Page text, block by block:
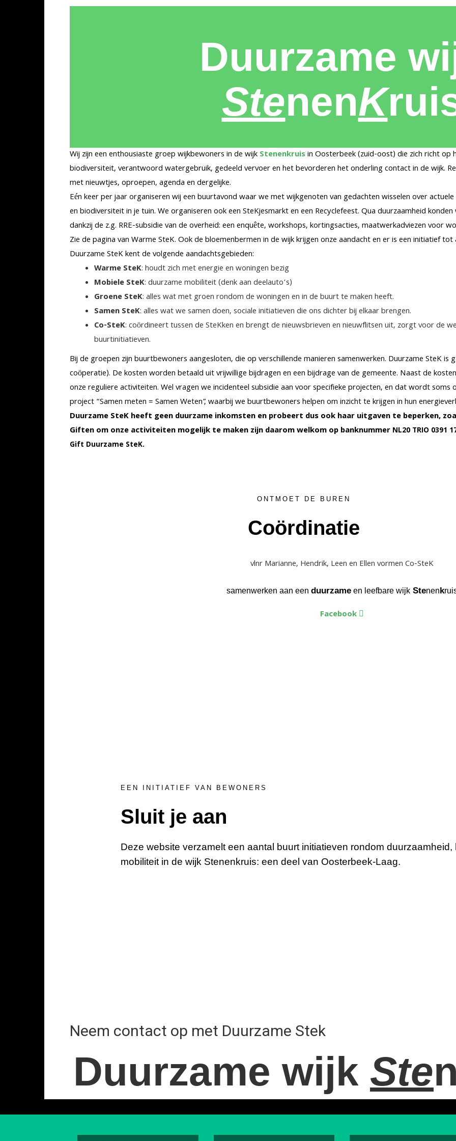
Duurzame
StenenK
Wij zijn een enthousiaste groep wijkbewoners in de wijkStenenkruisin Oosterbeek (zuid-oost) die zich richt op
biodiversiteit, verantwoord watergebruik, gedeeld vervoer en het bevorderen het onderling contact in de wijk.
met nieuwtjes, oproepen, agenda en dergelijke.
Eén keer per jaar organiseren wij een buurtavond waar we met wijkgenoten van gedachten wisselen over
en biodiversiteit in je tuin. We organiseren ook een SteKjesmarkt en een Recyclefeest. Qua duurzaamheid
dankzij de z.g. RRE-subsidie van de overheid: een enquête, workshops, kortingsacties, maatwerkadviezen voor
Zie de pagina van Warme SteK. Ook de bloemenbermen in de wijk krijgen onze aandacht en er is een initiatief tot
Duurzame SteK kent de volgende aandachtsgebieden:
Warme SteK: houdt zich met energie en woningen bezig
Mobiele SteK: duurzame mobiliteit (denk aan deelauto’s)
Groene SteK: alles wat met groen rondom de woningen en in de buurt te maken heeft.
Samen SteK: alles wat we samen doen, sociale initiatieven die ons dichter bij elkaar brengen.
Co-SteK: coördineert tussen de SteKken en brengt de nieuwsbrieven en nieuwflitsen uit, zorgt voor de
buurtinitiatieven.
Bij de groepen zijn buurtbewoners aangesloten, die op verschillende manieren samenwerken. Duurzame SteK
coöperatie). De kosten worden betaald uit vrijwillige bijdragen en een bijdrage van de gemeente. Naast de
onze reguliere activiteiten. Wel vragen we incidenteel subsidie aan voor specifieke projecten, en dat wordt
project “Samen meten = Samen Weten”, waarbij we buurtbewoners helpen om inzicht te krijgen in hun
Duurzame SteK heeft geen duurzame inkomsten en probeert dus ook haar uitgaven te beperken,
Giften om onze activiteiten mogelijk te maken zijn daarom welkom op banknummer NL20 TRIO 0391
Gift Duurzame SteK.
ONTMOET DE BUREN
Coördinatie
vlnr Marianne, Hendrik, Leen en Ellen vormen Co-SteK
samenwerken aan een duurzame en leefbare wijk Stenenk
Facebook
EEN INITIATIEF VAN BEWONERS
Sluit je aan
Deze website verzamelt een aantal buurt initiatieven rondom duurzaamheid,
mobiliteit in de wijk Stenenkruis: een deel van Oosterbeek-Laag.
Neem contact op met Duurzame Stek
Duurzame wijk Ste